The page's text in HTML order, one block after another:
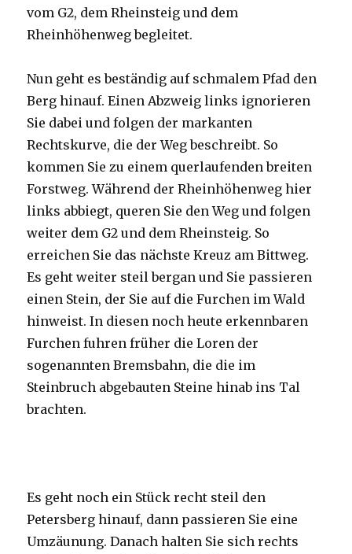
vom G2, dem Rheinsteig und dem
Rheinhöhenweg begleitet.
Nun geht es beständig auf schmalem Pfad den
Berg hinauf. Einen Abzweig links ignorieren
Sie dabei und folgen der markanten
Rechtskurve, die der Weg beschreibt. So
kommen Sie zu einem querlaufenden breiten
Forstweg. Während der Rheinhöhenweg hier
links abbiegt, queren Sie den Weg und folgen
weiter dem G2 und dem Rheinsteig. So
erreichen Sie das nächste Kreuz am Bittweg.
Es geht weiter steil bergan und Sie passieren
einen Stein, der Sie auf die Furchen im Wald
hinweist. In diesen noch heute erkennbaren
Furchen fuhren früher die Loren der
sogenannten Bremsbahn, die die im
Steinbruch abgebauten Steine hinab ins Tal
brachten.
Es geht noch ein Stück recht steil den
Petersberg hinauf, dann passieren Sie eine
Umzäunung. Danach halten Sie sich rechts